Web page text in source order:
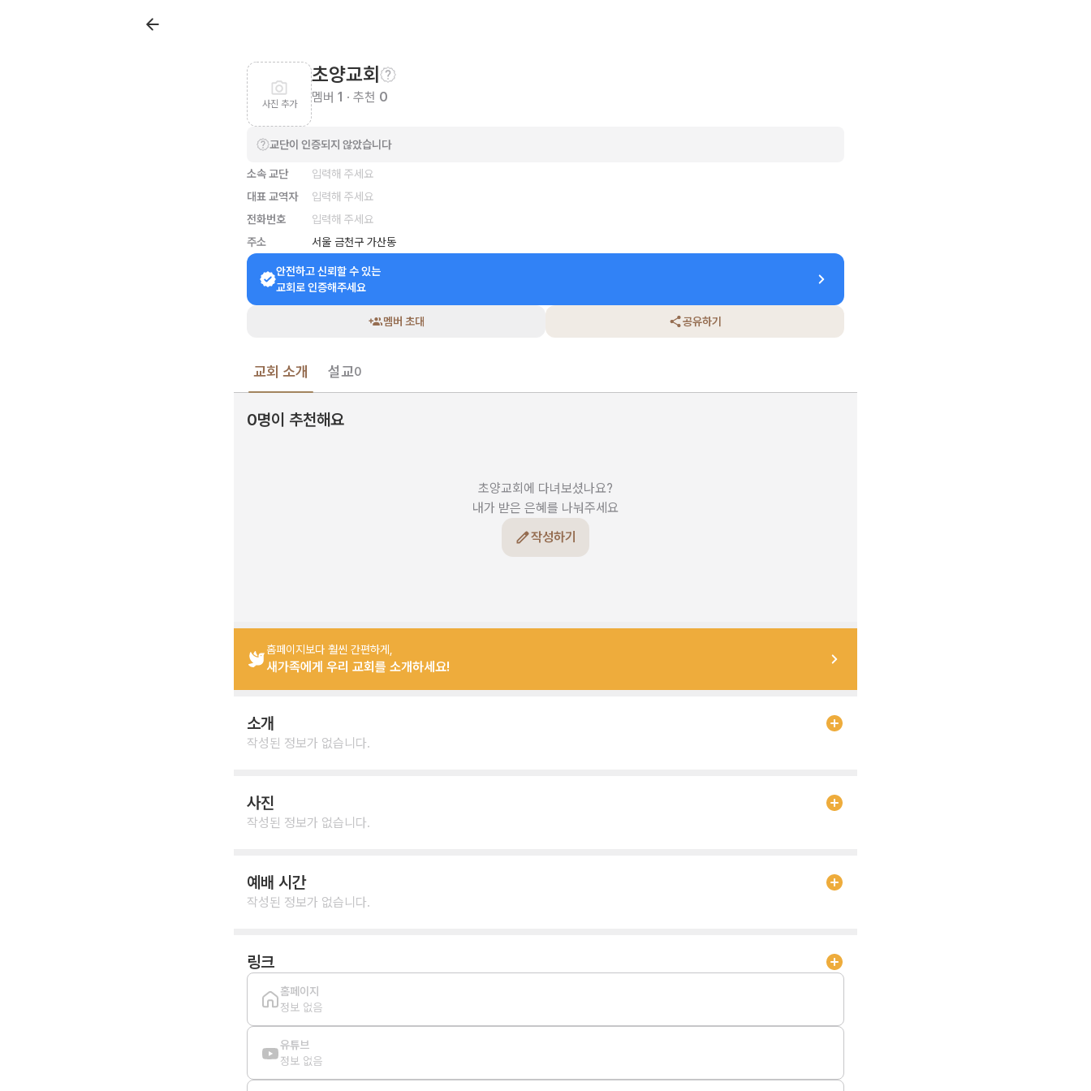
사진 추가
초양교회
멤버 1 · 추천 0
교단이 인증되지 않았습니다
소속 교단
입력해 주세요
대표 교역자
입력해 주세요
전화번호
입력해 주세요
주소
서울 금천구 가산동
안전하고 신뢰할 수 있는
교회로 인증해주세요
멤버 초대 공유하기
교회 소개 설교0
0명이 추천해요
초양교회에 다녀보셨나요?
내가 받은 은혜를 나눠주세요
작성하기
홈페이지보다 훨씬 간편하게,
새가족에게 우리 교회를 소개하세요!
소개
작성된 정보가 없습니다.
사진
작성된 정보가 없습니다.
예배 시간
작성된 정보가 없습니다.
링크
홈페이지
정보 없음
유튜브
정보 없음